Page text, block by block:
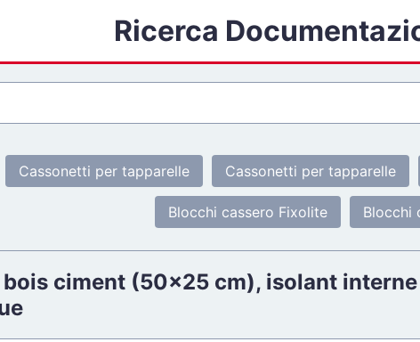
Ricerca
Cassonetti per tapparelle Cassonetti per tapparelle
Blocchi cassero Fixolite Blocchi
ciment (50x25 cm), isolant